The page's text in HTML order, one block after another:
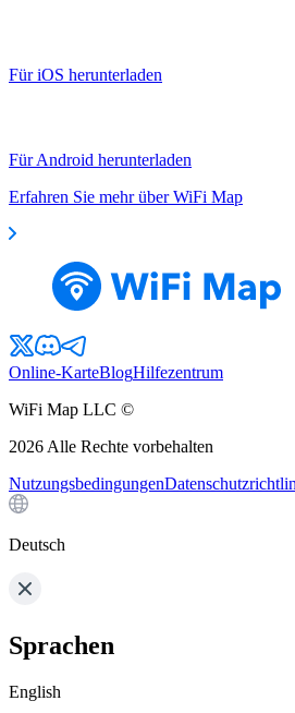
Für iOS herunterladen
Für Android herunterladen
Erfahren Sie mehr über WiFi Map
Online-KarteBlogHilfezentrum
WiFi Map LLC ©
2026 Alle Rechte vorbehalten
Nutzungsbedingungen
Deutsch
Sprachen
English